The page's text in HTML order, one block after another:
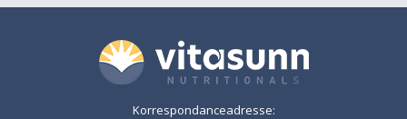
Korrespondanceadresse: